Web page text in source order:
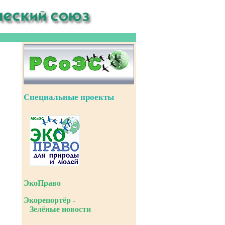
Специальные проекты
ЭкоПраво
Экорепортёр -
Зелёные новости